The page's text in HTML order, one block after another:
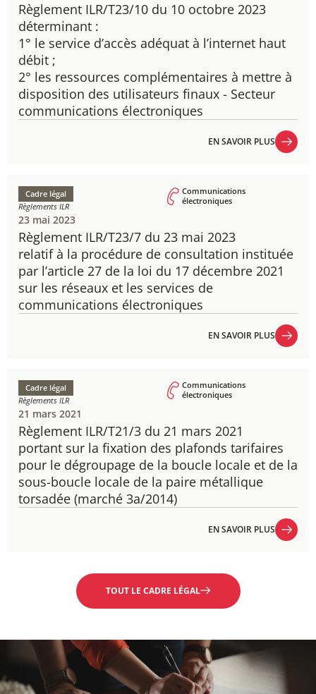
Règlement ILR/T23/10 du 10 octobre 2023
déterminant :
1° le service d’accès adéquat à l’internet haut
débit ;
2° les ressources complémentaires à mettre à
disposition des utilisateurs finaux - Secteur
communications électroniques
EN SAVOIR PLUS
Règlement ILR/T23/7 du 23 mai 2023
​relatif à la procédure de consultation instituée
par l’article 27 de la loi du 17 décembre 2021
sur les réseaux et les services de
communications électroniques
Cadre légal
Règlements ILR
Communications
électroniques
23 mai 2023
EN SAVOIR PLUS
Règlement ILR/T21/3 du 21 mars 2021
portant sur la fixation des plafonds tarifaires
pour le dégroupage de la boucle locale et de la
sous-boucle locale de la paire métallique
torsadée (marché 3a/2014)
Cadre légal
Règlements ILR
Communications
électroniques
21 mars 2021
EN SAVOIR PLUS
TOUT LE CADRE LÉGAL